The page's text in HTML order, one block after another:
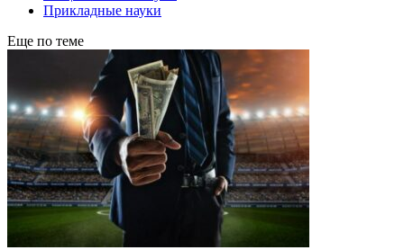
Прикладные науки
Еще по теме